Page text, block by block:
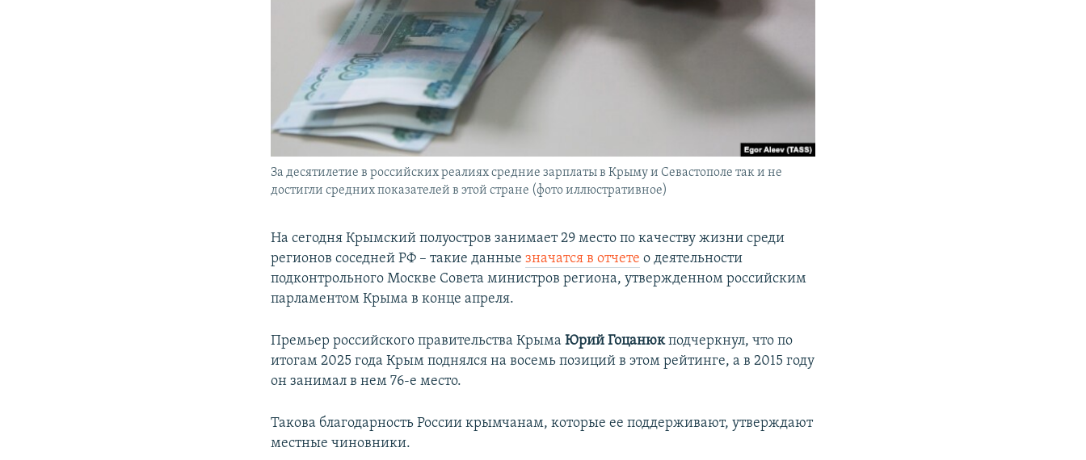
За десятилетие в российских реалиях средние зарплаты в Крыму и Севастополе так и не
достигли средних показателей в этой стране (фото иллюстративное)
На сегодня Крымский полуостров занимает 29 место по качеству жизни среди
регионов соседней РФ – такие данныезначатся в отчете о деятельности
подконтрольного Москве Совета министров региона, утвержденном российским
парламентом Крыма в конце апреля.
Премьер российского правительства КрымаЮрий Гоцанюкподчеркнул, что по
итогам 2025 года Крым поднялся на восемь позиций в этом рейтинге, а в 2015 году
он занимал в нем 76-е место.
Такова благодарность России крымчанам, которые ее поддерживают, утверждают
местные чиновники.